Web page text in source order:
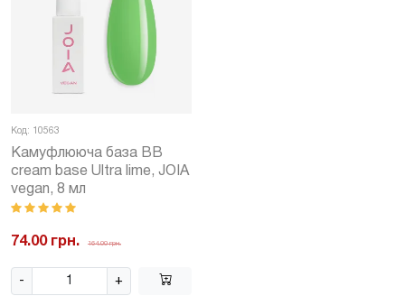
Код: 10563
Камуфлююча база BB
cream base Ultra lime, JOIA
vegan, 8 мл
74.00 грн. 164.00 грн.
- +